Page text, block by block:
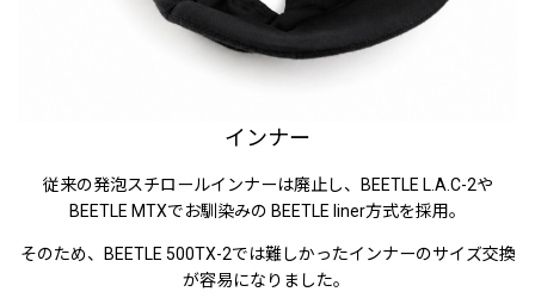
インナー
従来の発泡スチロールインナーは廃止し、BEETLE L.A.C-2や
BEETLE MTXでお馴染みの BEETLE liner方式を採用。
そのため、BEETLE 500TX-2では難しかったインナーのサイズ交換
が容易になりました。